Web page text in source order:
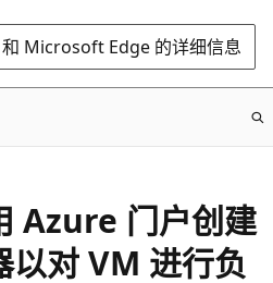
Microsoft Edge 的详细信息
Azure 门户创建
以对 VM 进行负